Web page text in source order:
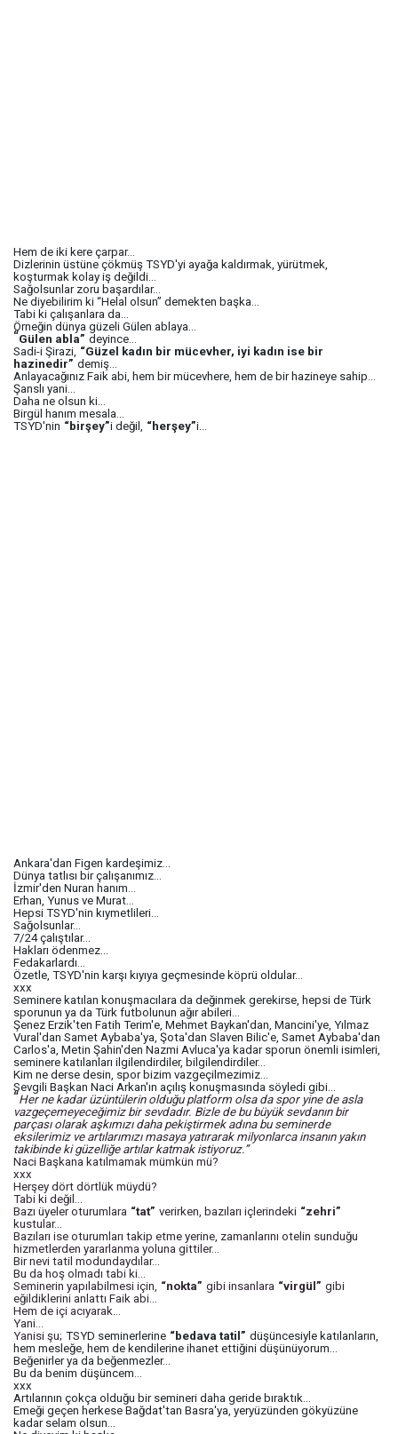
Hem de iki kere çarpar...
Dizlerinin üstüne çökmüş TSYD'yi ayağa kaldırmak, yürütmek,
koşturmak kolay iş değildi...
Sağolsunlar zoru başardılar...
Ne diyebilirim ki “Helal olsun” demekten başka...
Tabi ki çalışanlara da...
Örneğin dünya güzeli Gülen ablaya...
“Gülen abla” deyince...
Sadi-i Şirazi, “Güzel kadın bir mücevher, iyi kadın ise bir
hazinedir” demiş...
Anlayacağınız Faik abi, hem bir mücevhere, hem de bir hazineye sahip...
Şanslı yani...
Daha ne olsun ki...
Birgül hanım mesala...
TSYD'nin “birşey”i değil, “herşey”i...
Ankara'dan Figen kardeşimiz...
Dünya tatlısı bir çalışanımız...
İzmir'den Nuran hanım...
Erhan, Yunus ve Murat...
Hepsi TSYD'nin kıymetlileri...
Sağolsunlar...
7/24 çalıştılar...
Hakları ödenmez...
Fedakarlardı...
Özetle, TSYD'nin karşı kıyıya geçmesinde köprü oldular...
xxx
Seminere katılan konuşmacılara da değinmek gerekirse, hepsi de Türk
sporunun ya da Türk futbolunun ağır abileri...
Şenez Erzik'ten Fatih Terim'e, Mehmet Baykan'dan, Mancini'ye, Yılmaz
Vural'dan Samet Aybaba'ya, Şota'dan Slaven Bilic'e, Samet Aybaba'dan
Carlos'a, Metin Şahin'den Nazmi Avluca'ya kadar sporun önemli isimleri,
seminere katılanları ilgilendirdiler, bilgilendirdiler...
Kim ne derse desin, spor bizim vazgeçilmezimiz...
Sevgili Başkan Naci Arkan'ın açılış konuşmasında söyledi gibi...
“Her ne kadar üzüntülerin olduğu platform olsa da spor yine de asla
vazgeçemeyeceğimiz bir sevdadır. Bizle de bu büyük sevdanın bir
parçası olarak aşkımızı daha pekiştirmek adına bu seminerde
eksilerimiz ve artılarımızı masaya yatırarak milyonlarca insanın yakın
takibinde ki güzelliğe artılar katmak istiyoruz.”
Naci Başkana katılmamak mümkün mü?
xxx
Herşey dört dörtlük müydü?
Tabi ki değil...
Bazı üyeler oturumlara “tat” verirken, bazıları içlerindeki “zehri”
kustular...
Bazıları ise oturumları takip etme yerine, zamanlarını otelin sunduğu
hizmetlerden yararlanma yoluna gittiler...
Bir nevi tatil modundaydılar...
Bu da hoş olmadı tabi ki...
Seminerin yapılabilmesi için, “nokta” gibi insanlara “virgül” gibi
eğildiklerini anlattı Faik abi...
Hem de içi acıyarak...
Yani...
Yanisi şu; TSYD seminerlerine “bedava tatil” düşüncesiyle katılanların,
hem mesleğe, hem de kendilerine ihanet ettiğini düşünüyorum...
Beğenirler ya da beğenmezler...
Bu da benim düşüncem...
xxx
Artılarının çokça olduğu bir semineri daha geride bıraktık...
Emeği geçen herkese Bağdat'tan Basra'ya, yeryüzünden gökyüzüne
kadar selam olsun...